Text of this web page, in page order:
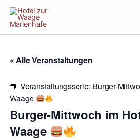
Zum
Inhalt
springen
« Alle Veranstaltungen
Veranstaltungsserie: Burger-
Waage
Burger-Mittwoch im
Waage